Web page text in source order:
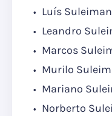
Luís Suleiman
Leandro
Marcos
Murilo
Mariano
Norberto